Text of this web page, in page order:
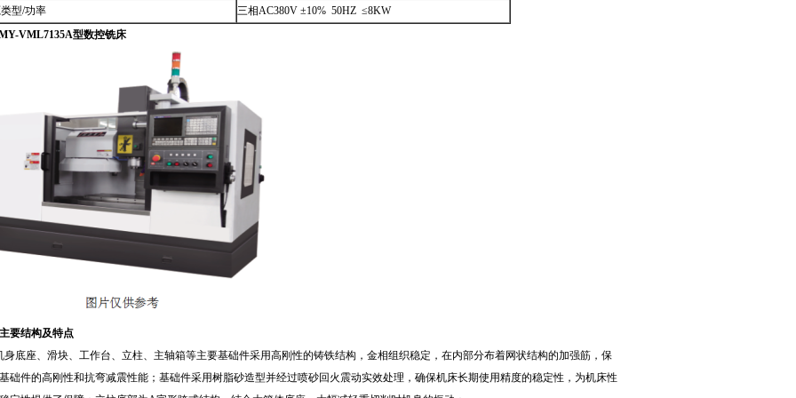
型/功率
三相AC380V ±10% 50HZ ≤8KW
-VML7135A型数控铣床
主要结构及特点
身底座、滑块、工作台、立柱、主轴箱等主要基础件采用高刚性的铸铁结构，金相组织稳定，在内部分布着网状结构的加强筋，保
础件的高刚性和抗弯减震性能；基础件采用树脂砂造型并经过喷砂回火震动实效处理，确保机床长期使用精度的稳定性，为机床性